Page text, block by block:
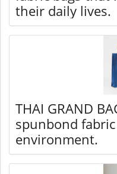
their daily lives.
THAI GRAND
spunbond
environment.